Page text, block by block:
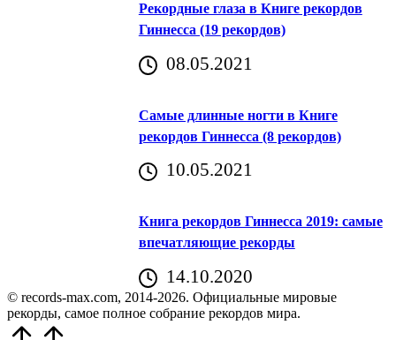
Рекордные глаза в Книге рекордов
Гиннесса (19 рекордов)
08.05.2021
Самые длинные ногти в Книге
рекордов Гиннесса (8 рекордов)
10.05.2021
Книга рекордов Гиннесса 2019: самые
впечатляющие рекорды
14.10.2020
© records-max.com, 2014-2026. Официальные мировые
рекорды, самое полное собрание рекордов мира.